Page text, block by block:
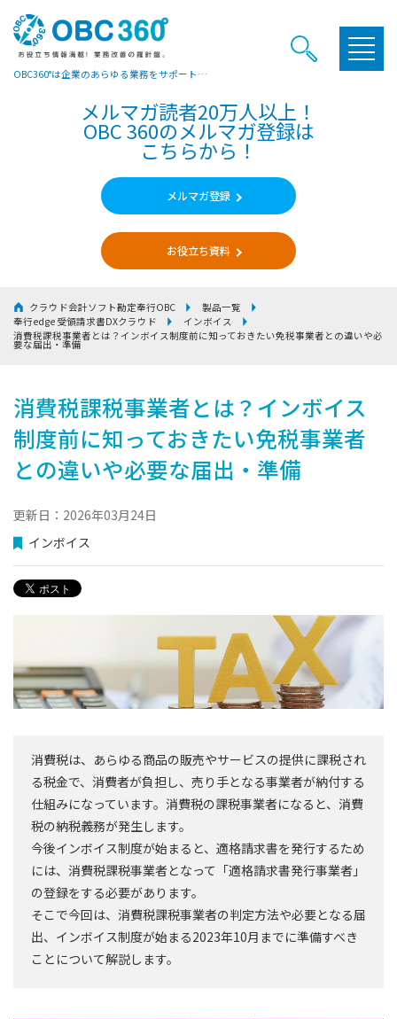
OBC360°は企業のあらゆる業務をサポートするヒントやお役立ち情報をご提供しています
メルマガ読者20万人以上！
OBC 360のメルマガ登録は
こちらから！
メルマガ登録
お役立ち資料
クラウド会計ソフト勘定奉行OBC
製品一覧
奉行edge 受領請求書DXクラウド
インボイス
消費税課税事業者とは？インボイス制度前に知っておきたい免税事業者との違いや必
要な届出・準備
消費税課税事業者とは？インボイス
制度前に知っておきたい免税事業者
との違いや必要な届出・準備
更新日：2026年03月24日
インボイス
消費税は、あらゆる商品の販売やサービスの提供に課税され
る税金で、消費者が負担し、売り手となる事業者が納付する
仕組みになっています。消費税の課税事業者になると、消費
税の納税義務が発生します。
今後インボイス制度が始まると、適格請求書を発行するため
には、消費税課税事業者となって「適格請求書発行事業者」
の登録をする必要があります。
そこで今回は、消費税課税事業者の判定方法や必要となる届
出、インボイス制度が始まる2023年10月までに準備すべき
ことについて解説します。